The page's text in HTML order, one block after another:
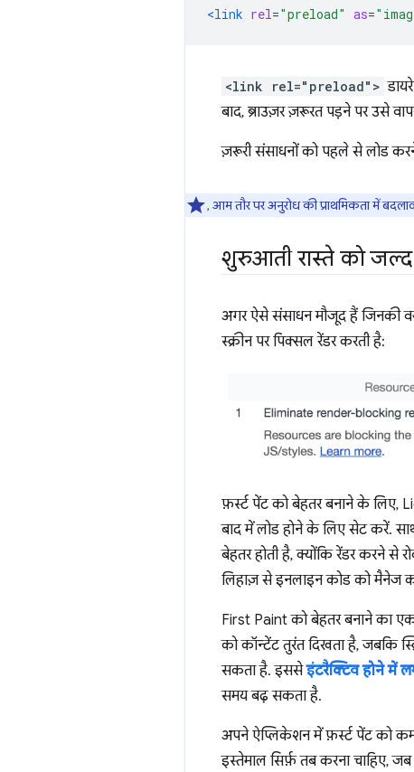
<link rel="preload" as=
<link rel="preload">
बाद, ब्राउज़र ज़रूरत पड़ने पर उसे
ज़रूरी संसाधनों को पहले से लोड
, आम तौर पर अनुरोध की प्राथमिकता में
शुरुआती रास्ते को
अगर ऐसे संसाधन मौजूद हैं जिनकी
स्क्रीन पर पिक्सल रेंडर करती है:
फ़र्स्ट पेंट को बेहतर बनाने के
बाद में लोड होने के लिए सेट करें.
बेहतर होती है, क्योंकि रेंडर करने से
लिहाज़ से इनलाइन कोड को मैनेज
First Paint को बेहतर बनाने का
को कॉन्टेंट तुरंत दिखता है, जबकि
सकता है. इससेइंटरैक्टिव होने में
समय बढ़ सकता है.
अपने ऐप्लिकेशन में फ़र्स्ट पेंट को
इस्तेमाल सिर्फ़ तब करना चाहिए,